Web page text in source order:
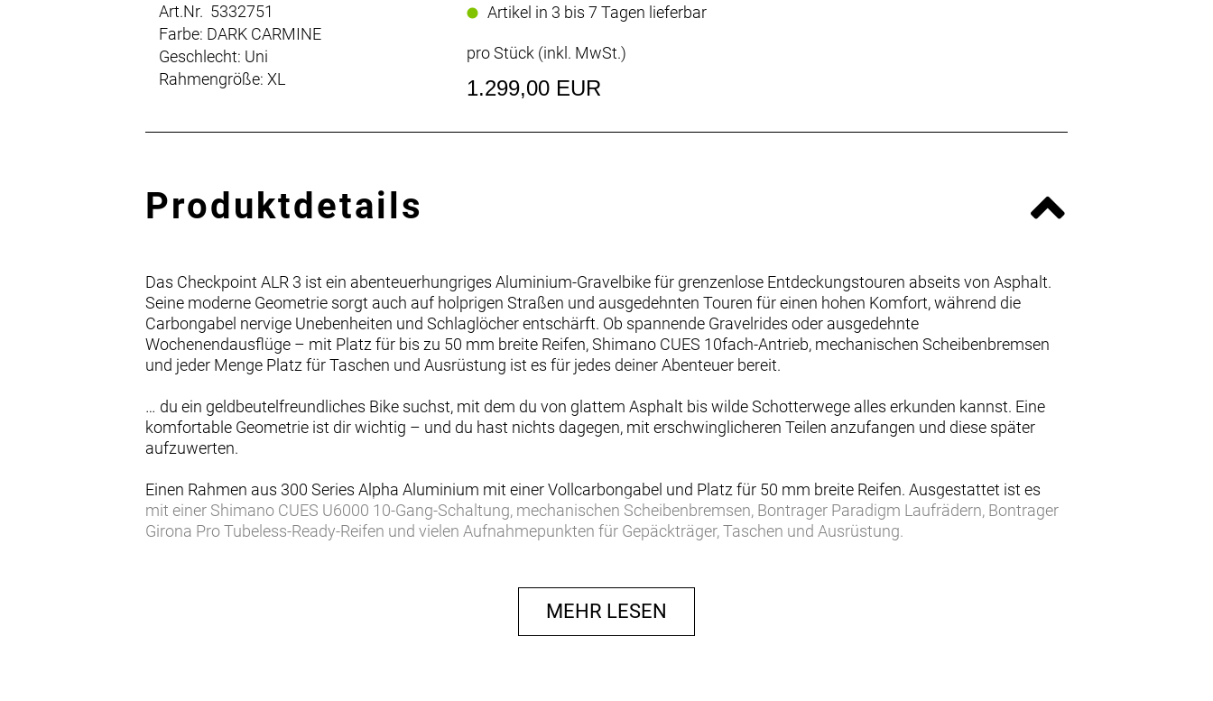
Art.Nr. 5332751
Farbe: DARK CARMINE
Geschlecht: Uni
Rahmengröße: XL
Artikel in 3 bis 7 Tagen lieferbar
pro Stück (inkl. MwSt.)
1.299,00 EUR
Produktdetails
Das Checkpoint ALR 3 ist ein abenteuerhungriges Aluminium-Gravelbike für grenzenlose Entdeckungstouren abseits von Asphalt.
Seine moderne Geometrie sorgt auch auf holprigen Straßen und ausgedehnten Touren für einen hohen Komfort, während die
Carbongabel nervige Unebenheiten und Schlaglöcher entschärft. Ob spannende Gravelrides oder ausgedehnte
Wochenendausflüge – mit Platz für bis zu 50 mm breite Reifen, Shimano CUES 10fach-Antrieb, mechanischen Scheibenbremsen
und jeder Menge Platz für Taschen und Ausrüstung ist es für jedes deiner Abenteuer bereit.
… du ein geldbeutelfreundliches Bike suchst, mit dem du von glattem Asphalt bis wilde Schotterwege alles erkunden kannst. Eine
komfortable Geometrie ist dir wichtig – und du hast nichts dagegen, mit erschwinglicheren Teilen anzufangen und diese später
aufzuwerten.
Einen Rahmen aus 300 Series Alpha Aluminium mit einer Vollcarbongabel und Platz für 50 mm breite Reifen. Ausgestattet ist es
mit einer Shimano CUES U6000 10-Gang-Schaltung, mechanischen Scheibenbremsen, Bontrager Paradigm Laufrädern, Bontrager
Girona Pro Tubeless-Ready-Reifen und vielen Aufnahmepunkten für Gepäckträger, Taschen und Ausrüstung.
strapaziert? Das Checkpoint ALR 3 ist ein Aluminium-Gravelbike, das für alles bereit ist und dir dank erschwinglicher und dennoch
- Für ganz viel Komfort und Kontrolle in unwegsamem Terrain basiert das Checkpoint ALR auf der verbesserten Endurance-
MEHR LESEN